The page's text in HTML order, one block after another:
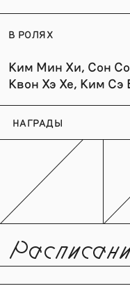
В РОЛЯХ
Ким Мин Хи, Сон
Квон Хэ Хе, Ким Сэ
НАГРАДЫ